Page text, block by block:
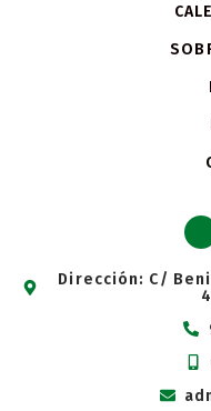
Dirección: C/